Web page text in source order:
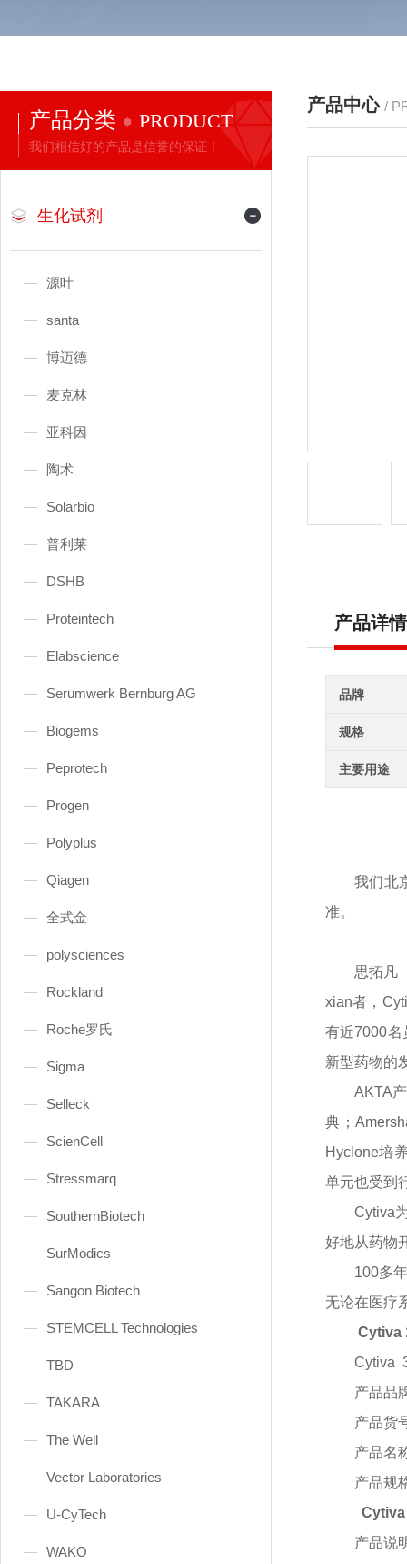
产品分类 PRODUCT
我们相信好的产品是信誉的保证！
生化试剂
源叶
santa
博迈德
麦克林
亚科因
陶术
Solarbio
普利莱
DSHB
Proteintech
Elabscience
Serumwerk Bernburg AG
Biogems
Peprotech
Progen
Polyplus
Qiagen
全式金
polysciences
Rockland
Roche罗氏
Sigma
Selleck
ScienCell
Stressmarq
SouthernBiotech
SurModics
Sangon Biotech
STEMCELL Technologies
TBD
TAKARA
The Well
Vector Laboratories
U-CyTech
WAKO
产品中心 /
产品详情
品牌
规格
主要用途
我们北
准。
思拓凡
xian者，
有近7000名
新型药物的
AKTA
典；
Hyclone培
单元也受到
Cytiva
好地从药物
100多
无论在医疗
Cytiva
Cytiva
产品品
产品货
产品名
产品规
Cytiva
产品说